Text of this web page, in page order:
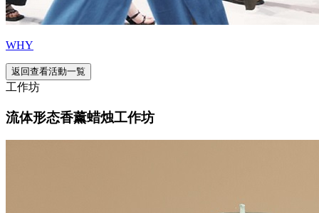
WHY
返回查看活動一覧
工作坊
流体形态香薰蜡烛工作坊